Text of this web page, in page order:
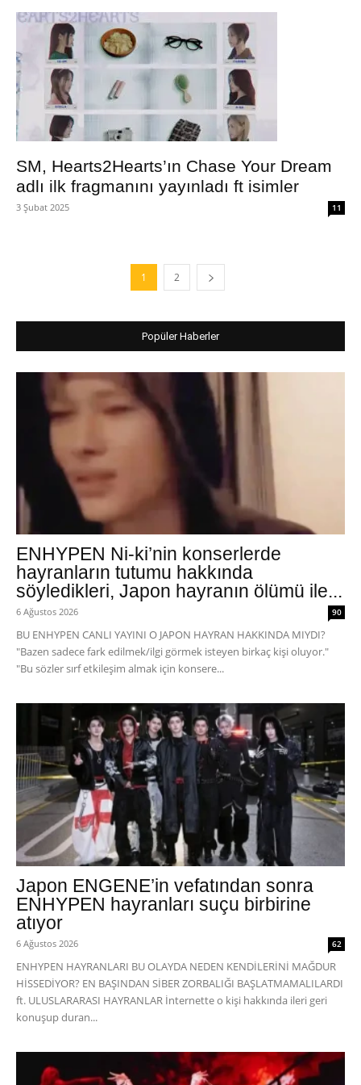
SM, Hearts2Hearts’ın Chase Your Dream
adlı ilk fragmanını yayınladı ft isimler
3 Şubat 2025 11
1 2
Popüler Haberler
ENHYPEN Ni-ki’nin konserlerde
hayranların tutumu hakkında
söyledikleri, Japon hayranın ölümü ile...
6 Ağustos 2026 90
BU ENHYPEN CANLI YAYINI O JAPON HAYRAN HAKKINDA MIYDI?
"Bazen sadece fark edilmek/ilgi görmek isteyen birkaç kişi oluyor."
"Bu sözler sırf etkileşim almak için konsere...
Japon ENGENE’in vefatından sonra
ENHYPEN hayranları suçu birbirine
atıyor
6 Ağustos 2026 62
ENHYPEN HAYRANLARI BU OLAYDA NEDEN KENDİLERİNİ MAĞDUR
HİSSEDİYOR? EN BAŞINDAN SİBER ZORBALIĞI BAŞLATMAMALILARDI
ft. ULUSLARARASI HAYRANLAR İnternette o kişi hakkında ileri geri
konuşup duran...